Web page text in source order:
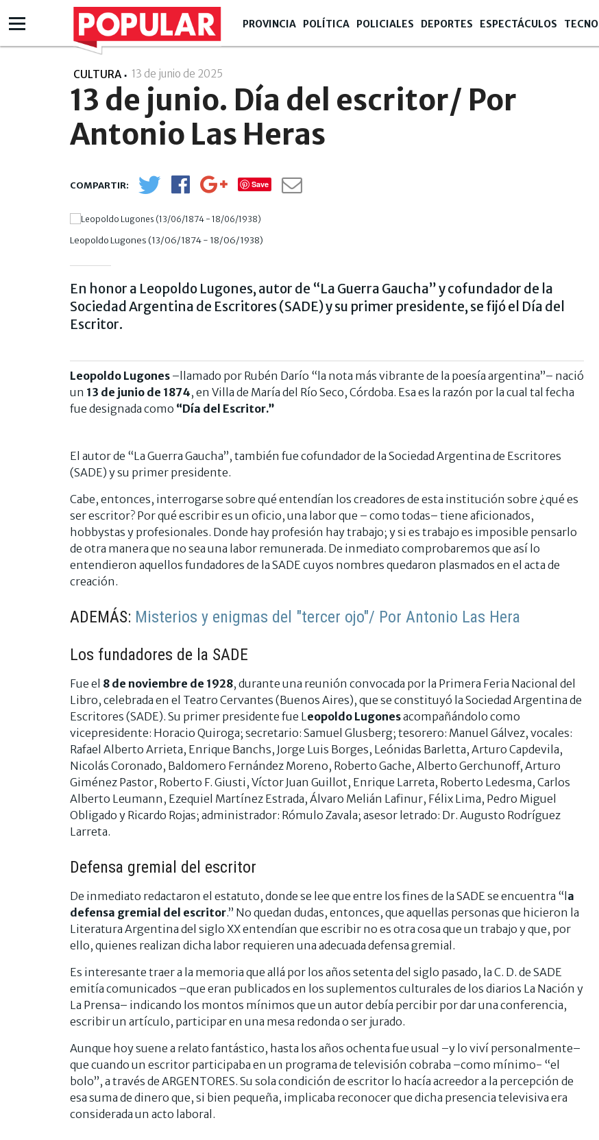
PROVINCIA POLÍTICA POLICIALES DEPORTES ESPECTÁCULOS TECNO
CULTURA 13 de junio de 2025
13 de junio. Día del escritor/ Por
Antonio Las Heras
Save
Leopoldo Lugones (13/06/1874 - 18/06/1938)
En honor a Leopoldo Lugones, autor de “La Guerra Gaucha” y cofundador de la
Sociedad Argentina de Escritores (SADE) y su primer presidente, se fijó el Día del
Escritor.
Leopoldo Lugones –llamado por Rubén Darío “la nota más vibrante de la poesía argentina”– nació
un 13 de junio de 1874, en Villa de María del Río Seco, Córdoba. Esa es la razón por la cual tal fecha
fue designada como “Día del Escritor.”
El autor de “La Guerra Gaucha”, también fue cofundador de la Sociedad Argentina de Escritores
(SADE) y su primer presidente.
Cabe, entonces, interrogarse sobre qué entendían los creadores de esta institución sobre ¿qué es
ser escritor? Por qué escribir es un oficio, una labor que – como todas– tiene aficionados,
hobbystas y profesionales. Donde hay profesión hay trabajo; y si es trabajo es imposible pensarlo
de otra manera que no sea una labor remunerada. De inmediato comprobaremos que así lo
entendieron aquellos fundadores de la SADE cuyos nombres quedaron plasmados en el acta de
creación.
ADEMÁS: Misterios y enigmas del "tercer ojo"/ Por Antonio Las Hera
Los fundadores de la SADE
Fue el 8 de noviembre de 1928, durante una reunión convocada por la Primera Feria Nacional del
Libro, celebrada en el Teatro Cervantes (Buenos Aires), que se constituyó la Sociedad Argentina de
Escritores (SADE). Su primer presidente fue L eopoldo Lugonesacompañándolo como
vicepresidente: Horacio Quiroga; secretario: Samuel Glusberg; tesorero: Manuel Gálvez, vocales:
Rafael Alberto Arrieta, Enrique Banchs, Jorge Luis Borges, Leónidas Barletta, Arturo Capdevila,
Nicolás Coronado, Baldomero Fernández Moreno, Roberto Gache, Alberto Gerchunoff, Arturo
Giménez Pastor, Roberto F. Giusti, Víctor Juan Guillot, Enrique Larreta, Roberto Ledesma, Carlos
Alberto Leumann, Ezequiel Martínez Estrada, Álvaro Melián Lafinur, Félix Lima, Pedro Miguel
Obligado y Ricardo Rojas; administrador: Rómulo Zavala; asesor letrado: Dr. Augusto Rodríguez
Larreta.
Defensa gremial del escritor
De inmediato redactaron el estatuto, donde se lee que entre los fines de la SADE se encuentra “la
defensa gremial del escritor.” No quedan dudas, entonces, que aquellas personas que hicieron la
Literatura Argentina del siglo XX entendían que escribir no es otra cosa que un trabajo y que, por
ello, quienes realizan dicha labor requieren una adecuada defensa gremial.
Es interesante traer a la memoria que allá por los años setenta del siglo pasado, la C. D. de SADE
emitía comunicados –que eran publicados en los suplementos culturales de los diarios La Nación y
La Prensa– indicando los montos mínimos que un autor debía percibir por dar una conferencia,
escribir un artículo, participar en una mesa redonda o ser jurado.
Aunque hoy suene a relato fantástico, hasta los años ochenta fue usual –y lo viví personalmente–
que cuando un escritor participaba en un programa de televisión cobraba –como mínimo- “el
bolo”, a través de ARGENTORES. Su sola condición de escritor lo hacía acreedor a la percepción de
esa suma de dinero que, si bien pequeña, implicaba reconocer que dicha presencia televisiva era
considerada un acto laboral.